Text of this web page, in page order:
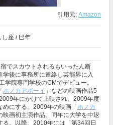
引用元: Amazon
し座 / 巳年
でスカウトされるもいったん断
学後に事務所に連絡し芸能界に入
学院専門学校のCMでデビュー。
ホノカアボーイ 」などの映画作品5
年にかけて上映され、2009年度
めにする。2009年の映画「 ホノカ
映画初主演作品。同年に大学を中退
る。以降、2010年には「第34回日